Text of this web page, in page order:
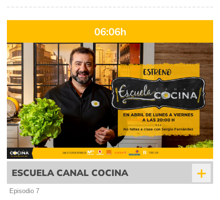
06:06h
ESCUELA CANAL COCINA +
Episodio 7